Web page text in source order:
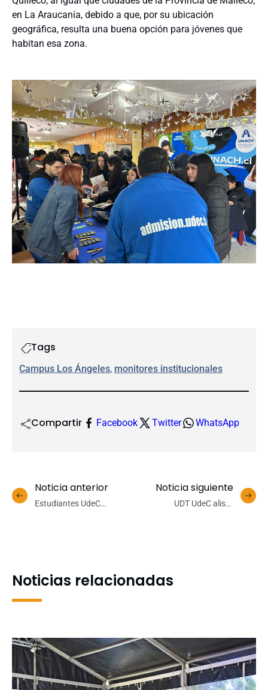
en La Araucanía, debido a que, por su ubicación
geográfica, resulta una buena opción para jóvenes que
habitan esa zona.
Tags
Campus Los Ángeles, monitores institucionales
Compartir Facebook Twitter WhatsApp
Noticia anterior
Estudiantes UdeC
Noticia siguiente
UDT UdeC alista
Noticias relacionadas